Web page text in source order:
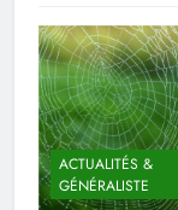
ACTUALITÉS &
GÉNÉRALISTE